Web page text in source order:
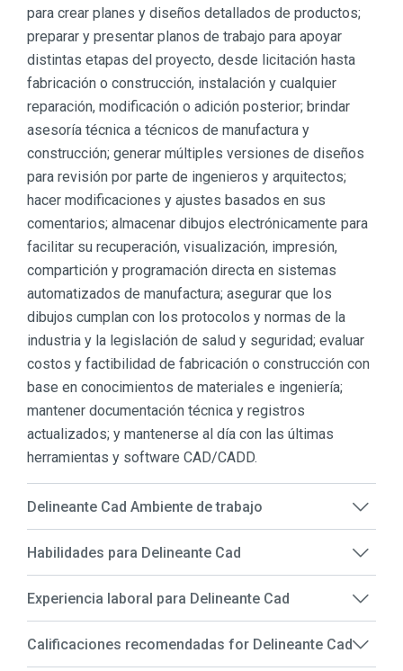
para crear planes y diseños detallados de productos;
preparar y presentar planos de trabajo para apoyar
distintas etapas del proyecto, desde licitación hasta
fabricación o construcción, instalación y cualquier
reparación, modificación o adición posterior; brindar
asesoría técnica a técnicos de manufactura y
construcción; generar múltiples versiones de diseños
para revisión por parte de ingenieros y arquitectos;
hacer modificaciones y ajustes basados en sus
comentarios; almacenar dibujos electrónicamente para
facilitar su recuperación, visualización, impresión,
compartición y programación directa en sistemas
automatizados de manufactura; asegurar que los
dibujos cumplan con los protocolos y normas de la
industria y la legislación de salud y seguridad; evaluar
costos y factibilidad de fabricación o construcción con
base en conocimientos de materiales e ingeniería;
mantener documentación técnica y registros
actualizados; y mantenerse al día con las últimas
herramientas y software CAD/CADD.
Delineante Cad Ambiente de trabajo
Habilidades para Delineante Cad
Experiencia laboral para Delineante Cad
Calificaciones recomendadas for Delineante Cad